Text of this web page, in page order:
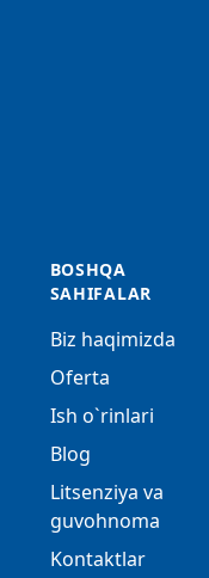
BOSHQA
SAHIFALAR
Biz haqimizda
Oferta
Ish o`rinlari
Blog
Litsenziya va
guvohnoma
Kontaktlar